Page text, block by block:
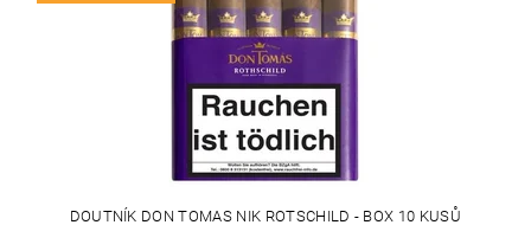
DOUTNÍK DON TOMAS NIK ROTSCHILD - BOX 10 KUSŮ